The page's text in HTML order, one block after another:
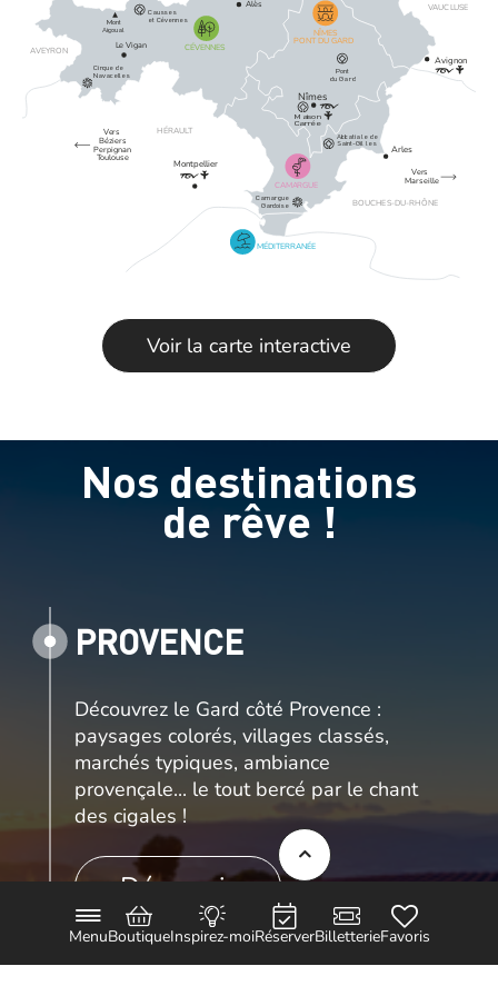
MenuBoutiqueInspirez-moiRéserverBilletterieFavoris
MÉDITERRANÉE
Camargue
Gardoise
Abbatiale de
Saint-Gil les
CAMARGUE
Maison
Carrée
Pont
du Gard
Nîmes
NÎMES
PONT DU GARD
Alès
Le Vigan
Mont
Aigoual
Cirque de
Navacelles
Causses
et Cévennes
CÉVENNES
Montpellier
Arles
Avignon
Vers
Marseille
Vers
Béziers
Perpignan
Toulouse
HÉRAULT
AVEYRON
VAUCLUSE
BOUCHES-DU-RHÔNE
Voir la carte interactive
Nos destinations
de rêve !
PROVENCE
Découvrez le Gard côté Provence :
paysages colorés, villages classés,
marchés typiques, ambiance
provençale... le tout bercé par le chant
des cigales !
Découvrir